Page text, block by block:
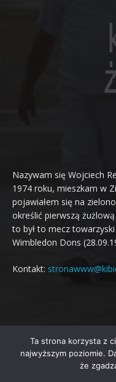
Nazywam się Wojciech
1974 roku, mieszkam w
pojawiałem się na
określić pierwszą
to był to mecz
Wimbledon Dons
Kontakt:
© Newspaper WordPress
Ta strona korzysta z
najwyższym poziomie.
że